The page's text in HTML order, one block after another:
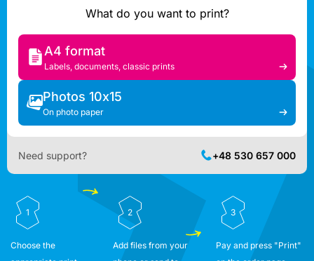
What do you want to print?
A4 format
Labels, documents, classic prints
Photos 10x15
On photo paper
Need support? +48 530 657 000
1
Choose the
2
Add files from your
3
Pay and press "Print"